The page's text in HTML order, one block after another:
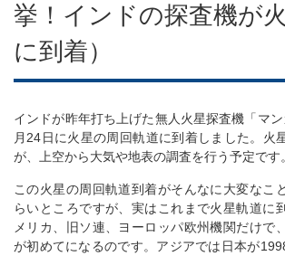
挙！インドの探査機が
に到着）
インドが昨年打ち上げた無人火星探査機「マ
月24日に火星の周回軌道に到着しました。火
が、上空から大気や地表の調査を行う予定です。
この火星の周回軌道到着がそんなに大変なこ
らいところですが、実はこれまで火星軌道に
メリカ、旧ソ連、ヨーロッパ欧州機関だけで
が初めてになるのです。アジアでは日本が